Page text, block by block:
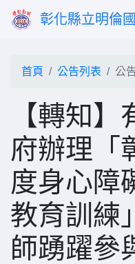
彰化縣立明倫
首頁 公告列表 公
【轉知
府辦理「
度身心障
教育訓練
師踴躍參